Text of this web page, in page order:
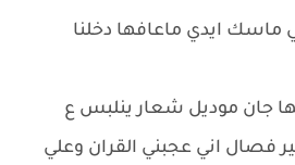
ايدي ماعافها دخلنا
جان موديل شعار ينلبس ع
فصال اني عجبني القران وعلي